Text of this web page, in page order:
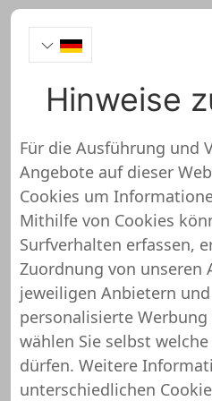
SoftwareHexe
überprüft und
Über diesen Shop oder
keine detaillierten
bedeutet, dass
Hinweise
Für die Ausführung und
Angebote auf dieser
Cookies um
Mithilfe von Cookies
Surfverhalten erfassen,
Zuordnung von unseren
jeweiligen Anbietern
personalisierte
wählen Sie selbst
dürfen. Weitere
unterschiedlichen